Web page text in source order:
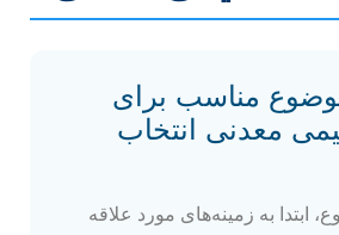
مناسب برای
معدنی انتخاب
ابتدا به زمینه‌های مورد علاقه